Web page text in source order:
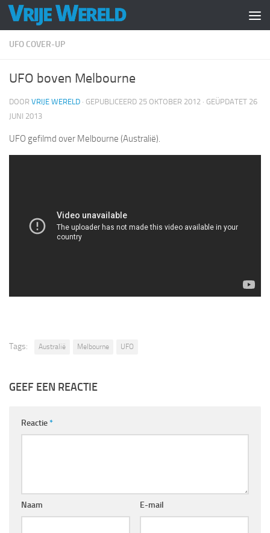
Doorgaan naar inhoud
UFO COVER-UP
UFO boven Melbourne
DOOR VRIJE WERELD · GEPUBLICEERD 25 OKTOBER 2012 · GEÜPDATET 26
JUNI 2013
UFO gefilmd over Melbourne (Australië).
Tags: Australië Melbourne UFO
GEEF EEN REACTIE
Reactie*
Naam E-mail